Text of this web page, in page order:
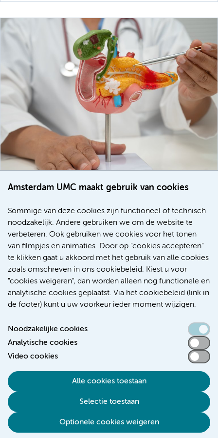
Amsterdam UMC maakt gebruik van cookies
Sommige van deze cookies zijn functioneel of technisch
noodzakelijk. Andere gebruiken we om de website te
verbeteren. Ook gebruiken we cookies voor het tonen
van filmpjes en animaties. Door op "cookies accepteren"
te klikken gaat u akkoord met het gebruik van alle cookies
zoals omschreven in ons cookiebeleid. Kiest u voor
"cookies weigeren", dan worden alleen nog functionele en
analytische cookies geplaatst. Via het cookiebeleid (link in
de footer) kunt u uw voorkeur ieder moment wijzigen.
Noodzakelijke cookies
Analytische cookies
Video cookies
Alle cookies toestaan
Selectie toestaan
Optionele cookies weigeren
voor patiënten met alvleesklierkanker verbeteren
Meer
Toegankelijkheidsverklaring
Algemene privacyverklaring